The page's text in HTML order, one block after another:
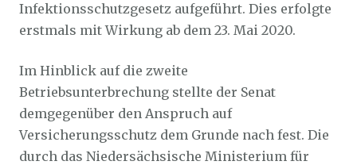
Infektionsschutzgesetz aufgeführt. Dies erfolgte
erstmals mit Wirkung ab dem 23. Mai 2020.
Im Hinblick auf die zweite
Betriebsunterbrechung stellte der Senat
demgegenüber den Anspruch auf
Versicherungsschutz dem Grunde nach fest. Die
durch das Niedersächsische Ministerium für